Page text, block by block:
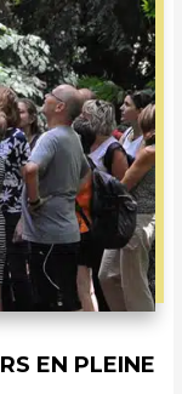
EN PLEINE